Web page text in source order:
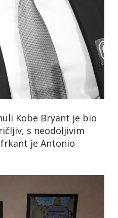
Kobe Bryant je bio
s neodoljivim
je Antonio